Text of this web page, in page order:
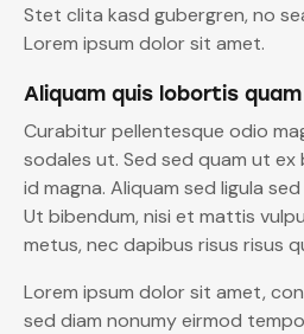
Stet clita kasd gubergren, no
Lorem ipsum dolor sit amet.
Aliquam quis lobortis quam
Curabitur pellentesque odio
sodales ut. Sed sed quam ut
id magna. Aliquam sed ligula
Ut bibendum, nisi et mattis
metus, nec dapibus risus risus
Lorem ipsum dolor sit amet,
sed diam nonumy eirmod